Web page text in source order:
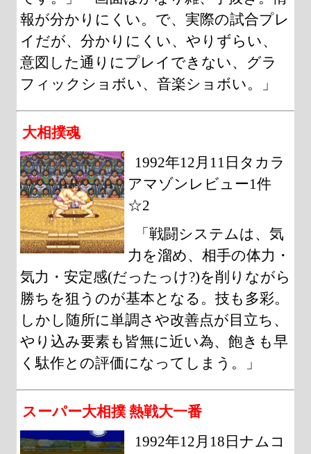
報が分かりにくい。で、実際の試合プレ
イだが、分かりにくい、やりずらい、
意図した通りにプレイできない、グラ
フィックショボい、音楽ショボい。」
大相撲魂
1992年12月11日タカラ
アマゾンレビュー1件
☆2
「戦闘システムは、気
力を溜め、相手の体力・
気力・安定感(だったっけ?)を削りながら
勝ちを狙うのが基本となる。技も多彩。
しかし随所に単調さや改善点が目立ち、
やり込み要素も皆無に近い為、飽きも早
く駄作との評価になってしまう。」
スーパー大相撲 熱戦大一番
1992年12月18日ナムコ